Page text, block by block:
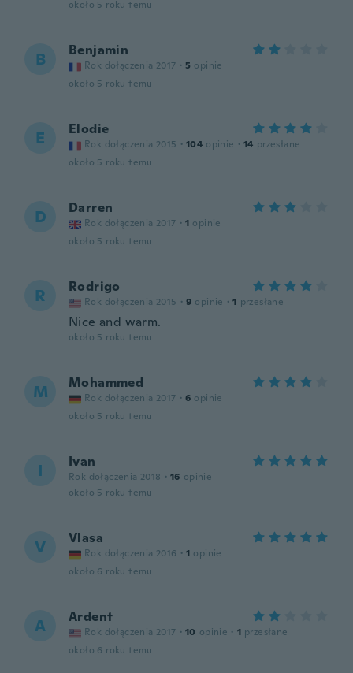
około 5 roku temu
B Benjamin
Rok dołączenia 2017 · 5 opinie
około 5 roku temu
E Elodie
Rok dołączenia 2015 · 104 opinie · 14 przesłane
około 5 roku temu
D Darren
Rok dołączenia 2017 · 1 opinie
około 5 roku temu
R Rodrigo
Rok dołączenia 2015 · 9 opinie · 1 przesłane
Nice and warm.
około 5 roku temu
M Mohammed
Rok dołączenia 2017 · 6 opinie
około 5 roku temu
I Ivan
Rok dołączenia 2018 · 16 opinie
około 5 roku temu
V Vlasa
Rok dołączenia 2016 · 1 opinie
około 6 roku temu
A Ardent
Rok dołączenia 2017 · 10 opinie · 1 przesłane
około 6 roku temu